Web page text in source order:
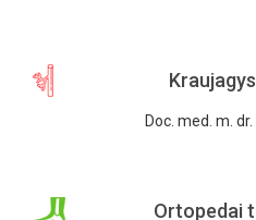
Doc. med. m.
Ortopedai